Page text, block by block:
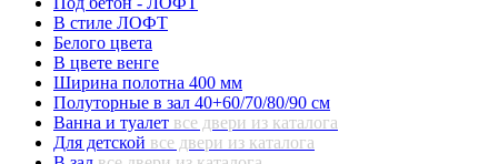
В стиле ЛОФТ
Белого цвета
В цвете венге
Ширина полотна 400 мм
Полуторные в зал 40+60/70/80/90 см
Ванна и туалет все двери из каталога
Для детской все двери из каталога